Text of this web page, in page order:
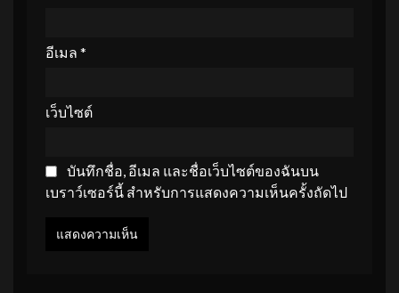
อีเมล *
เว็บไซต์
บันทึกชื่อ, อีเมล และชื่อเว็บไซต์ของฉันบน
เบราว์เซอร์นี้ สำหรับการแสดงความเห็นครั้งถัดไป